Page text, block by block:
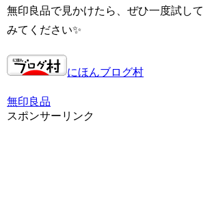
無印良品で見かけたら、ぜひ一度試して
みてください✨
にほんブログ村
無印良品
スポンサーリンク